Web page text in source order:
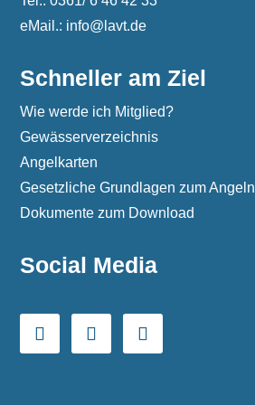
eMail.: info@lavt.de
Schneller am Ziel
Wie werde ich Mitglied?
Gewässerverzeichnis
Angelkarten
Gesetzliche Grundlagen zum Angeln
Dokumente zum Download
Social Media